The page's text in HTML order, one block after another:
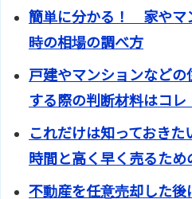
簡単に分かる！ 家やマ
時の相場の調べ方
戸建やマンションなど
する際の判断材料はコレ
これだけは知っておき
時間と高く早く売るため
不動産を任意売却した